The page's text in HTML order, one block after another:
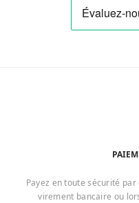
Payez en toute sécurité
virement bancaire ou